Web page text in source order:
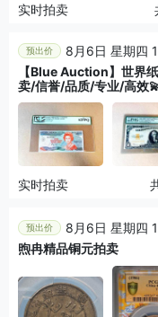
实时拍卖
预出价
8月6日 星期四
【Blue Auction】世界
卖/信誉/品质/专业/高效
实时拍卖
预出价
8月6日 星期四
煦冉精品铜元拍卖